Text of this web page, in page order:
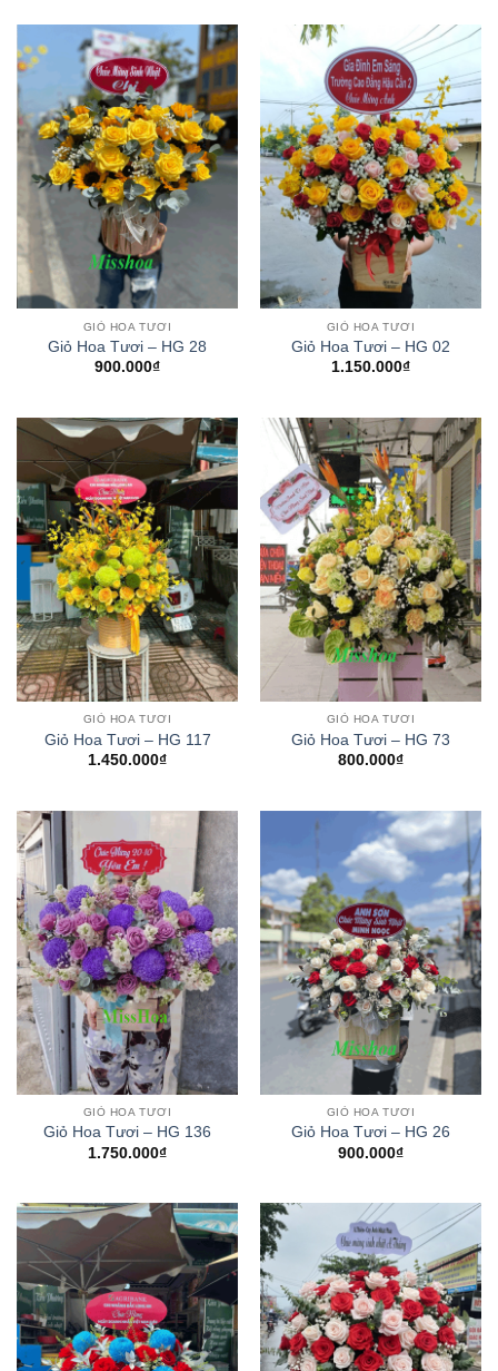
GIỎ HOA TƯƠI
Giỏ Hoa Tươi – HG 28
900.000₫
GIỎ HOA TƯƠI
Giỏ Hoa Tươi – HG 02
1.150.000₫
GIỎ HOA TƯƠI
Giỏ Hoa Tươi – HG 117
1.450.000₫
GIỎ HOA TƯƠI
Giỏ Hoa Tươi – HG 73
800.000₫
GIỎ HOA TƯƠI
Giỏ Hoa Tươi – HG 136
1.750.000₫
GIỎ HOA TƯƠI
Giỏ Hoa Tươi – HG 26
900.000₫